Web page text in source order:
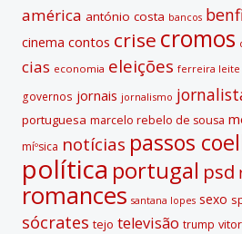
américa antónio costa bancos
cinema contos crise cromos
cias economia eleições ferreira leite
governos jornais jornalismo
portuguesa marcelo rebelo de sousa
míºsica notí­cias passos
polí­tica portugal psd
romances santana lopes sexo
sócrates tejo televisão trump